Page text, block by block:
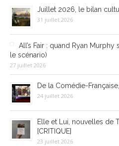
Juillet 2026, le bilan
31 juillet 2026
All’s Fair : quand Ryan
le scénario)
27 juillet 2026
De la Comédie-
24 juillet 2026
Elle et Lui, nouvelles de
[CRITIQUE]
23 juillet 2026